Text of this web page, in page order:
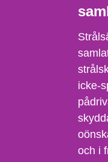
icke-
och i